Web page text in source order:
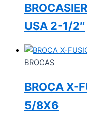
USA 2-1/2″
BROCAS
BROCA X-
5/8X6